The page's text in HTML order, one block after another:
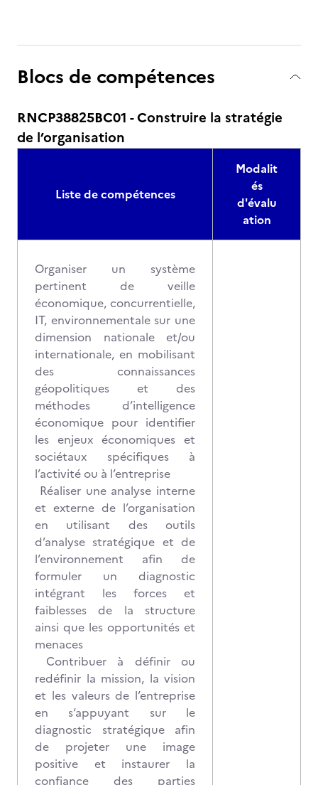
Blocs de compétences
RNCP38825BC01 - Construire la stratégie
de l’organisation
Liste de compétences
Modalit
és
d'évalu
ation
Organiser un système
pertinent de veille
économique, concurrentielle,
IT, environnementale sur une
dimension nationale et/ou
internationale, en mobilisant
des connaissances
géopolitiques et des
méthodes d’intelligence
économique pour identifier
les enjeux économiques et
sociétaux spécifiques à
l’activité ou à l’entreprise
Réaliser une analyse interne
et externe de l’organisation
en utilisant des outils
d’analyse stratégique et de
l’environnement afin de
formuler un diagnostic
intégrant les forces et
faiblesses de la structure
ainsi que les opportunités et
menaces
Contribuer à définir ou
redéfinir la mission, la vision
et les valeurs de l’entreprise
en s‘appuyant sur le
diagnostic stratégique afin
de projeter une image
positive et instaurer la
confiance des parties